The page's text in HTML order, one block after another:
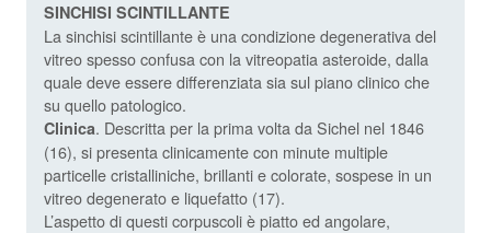
SINCHISI SCINTILLANTE
La sinchisi scintillante è una condizione degenerativa del
vitreo spesso confusa con la vitreopatia asteroide, dalla
quale deve essere differenziata sia sul piano clinico che
su quello patologico.
Clinica. Descritta per la prima volta da Sichel nel 1846
(16), si presenta clinicamente con minute multiple
particelle cristalliniche, brillanti e colorate, sospese in un
vitreo degenerato e liquefatto (17).
L’aspetto di questi corpuscoli è piatto ed angolare,